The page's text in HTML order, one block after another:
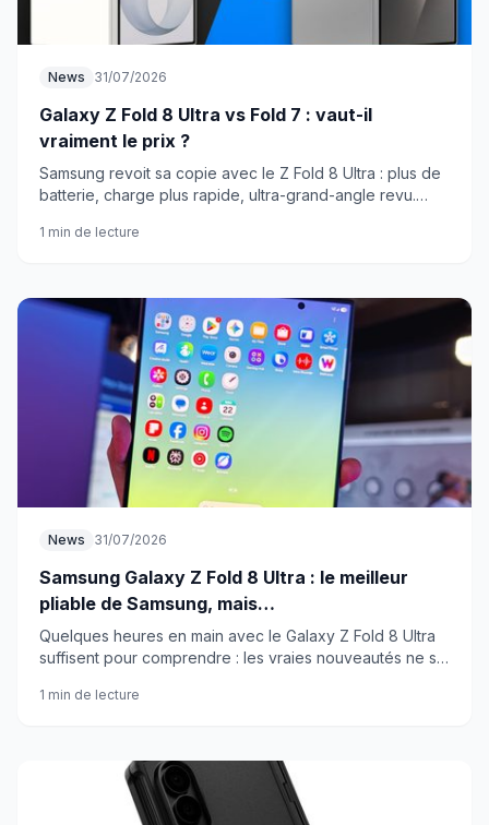
News 31/07/2026
Galaxy Z Fold 8 Ultra vs Fold 7 : vaut-il
vraiment le prix ?
Samsung revoit sa copie avec le Z Fold 8 Ultra : plus de
batterie, charge plus rapide, ultra-grand-angle revu.
?
1 min de lecture
News 31/07/2026
Samsung Galaxy Z Fold 8 Ultra : le meilleur
pliable de Samsung, mais…
Quelques heures en main avec le Galaxy Z Fold 8 Ultra
suffisent pour comprendre : les vraies nouveautés ne se
pas au premier regard.
1 min de lecture